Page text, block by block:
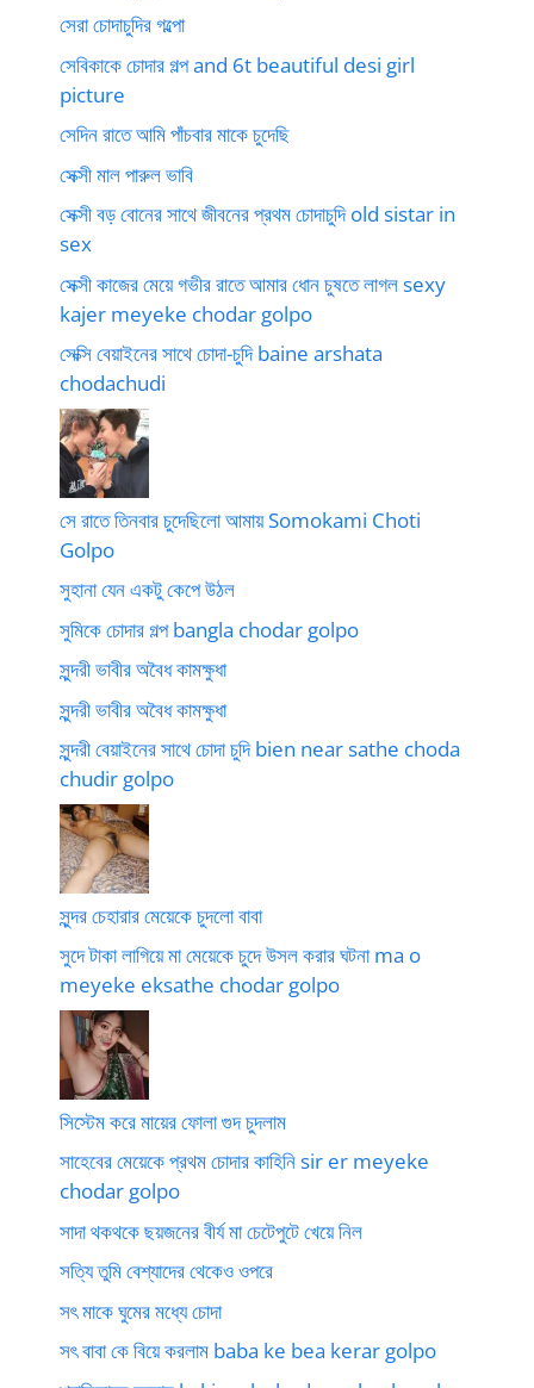
সেরা চোদাচুদির গল্পো
সেবিকাকে চোদার গল্প and 6t beautiful desi girl
picture
সেদিন রাতে আমি পাঁচবার মাকে চুদেছি
সেক্সী মাল পারুল ভাবি
সেক্সী বড় বোনের সাথে জীবনের প্রথম চোদাচুদি old sistar in
sex
সেক্সী কাজের মেয়ে গভীর রাতে আমার ধোন চুষতে লাগল sexy
kajer meyeke chodar golpo
সেক্সি বেয়াইনের সাথে চোদা-চুদি baine arshata
chodachudi
সে রাতে তিনবার চুদেছিলো আমায় Somokami Choti
Golpo
সুহানা যেন একটু কেপে উঠল
সুমিকে চোদার গল্প bangla chodar golpo
সুন্দরী ভাবীর অবৈধ কামক্ষুধা
সুন্দরী ভাবীর অবৈধ কামক্ষুধা
সুন্দরী বেয়াইনের সাথে চোদা চুদি bien near sathe choda
chudir golpo
সুন্দর চেহারার মেয়েকে চুদলো বাবা
সুদে টাকা লাগিয়ে মা মেয়েকে চুদে উসল করার ঘটনা ma o
meyeke eksathe chodar golpo
সিস্টেম করে মায়ের ফোলা গুদ চুদলাম
সাহেবের মেয়েকে প্রথম চোদার কাহিনি sir er meyeke
chodar golpo
সাদা থকথকে ছয়জনের বীর্য মা চেটেপুটে খেয়ে নিল
সত্যি তুমি বেশ্যাদের থেকেও ওপরে
সৎ মাকে ঘুমের মধ্যে চোদা
সৎ বাবা কে বিয়ে করলাম baba ke bea kerar golpo